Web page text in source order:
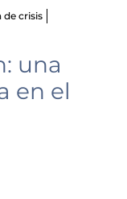
de crisis
una
en el